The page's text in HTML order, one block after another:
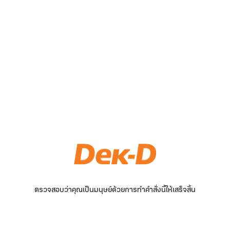
ตรวจสอบว่าคุณเป็นมนุษย์ด้วยการทำคำสั่งนี้ให้เสร็จสิ้น